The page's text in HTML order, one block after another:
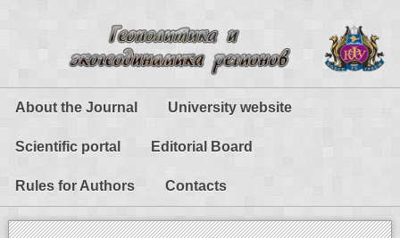
About the Journal University website
Scientific portal Editorial Board
Rules for Authors Contacts